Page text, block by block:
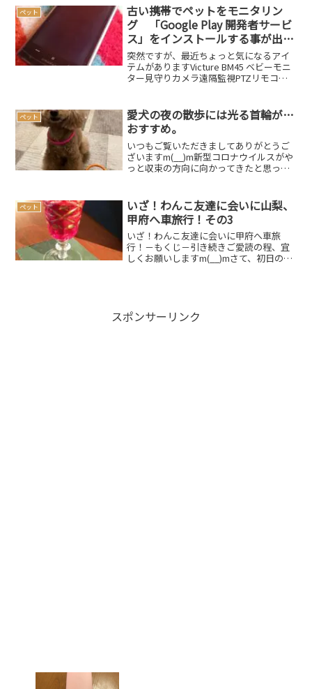
備蓄を考える非...
ペット
古い携帯でペットをモニタリン
グ 「Google Play 開発者サービ
ス」をインストールする事が出来
ました
突然ですが、最近ちょっと気になるアイ
テムがありますVicture BM45 ベビーモニ
ター見守りカメラ遠隔監視PTZリモコン
看護日本語取扱説明書取得 二年間品質保
証...
ペット
愛犬の夜の散歩には光る首輪が…
おすすめ。
いつもご覧いただきましてありがとうご
ざいますm(__)m新型コロナウイルスがや
っと収束の方向に向かってきたと思って
び感染の拡大が懸念されています。収束
までにはまだもう少...
ペット
いざ！わんこ友達に会いに山梨、
甲府へ車旅行！その3
いざ！わんこ友達に会いに甲府へ車旅
行！－もくじ－引き続きご愛読の程、宜
しくお願いしますm(__)mさて、初日の宿
スポンサーリンク